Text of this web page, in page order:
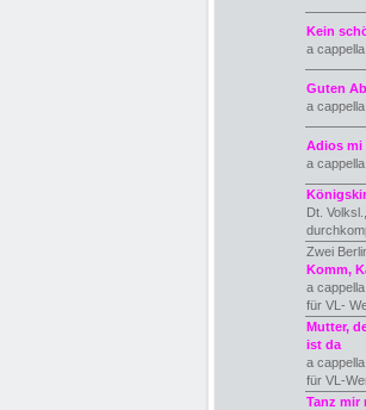
Kein
a
Guten
a
Adios mi
a
Dt.
Zwei
Komm,
a
für VL-
Mutter,
ist da
a
für VL-
Tanz mir